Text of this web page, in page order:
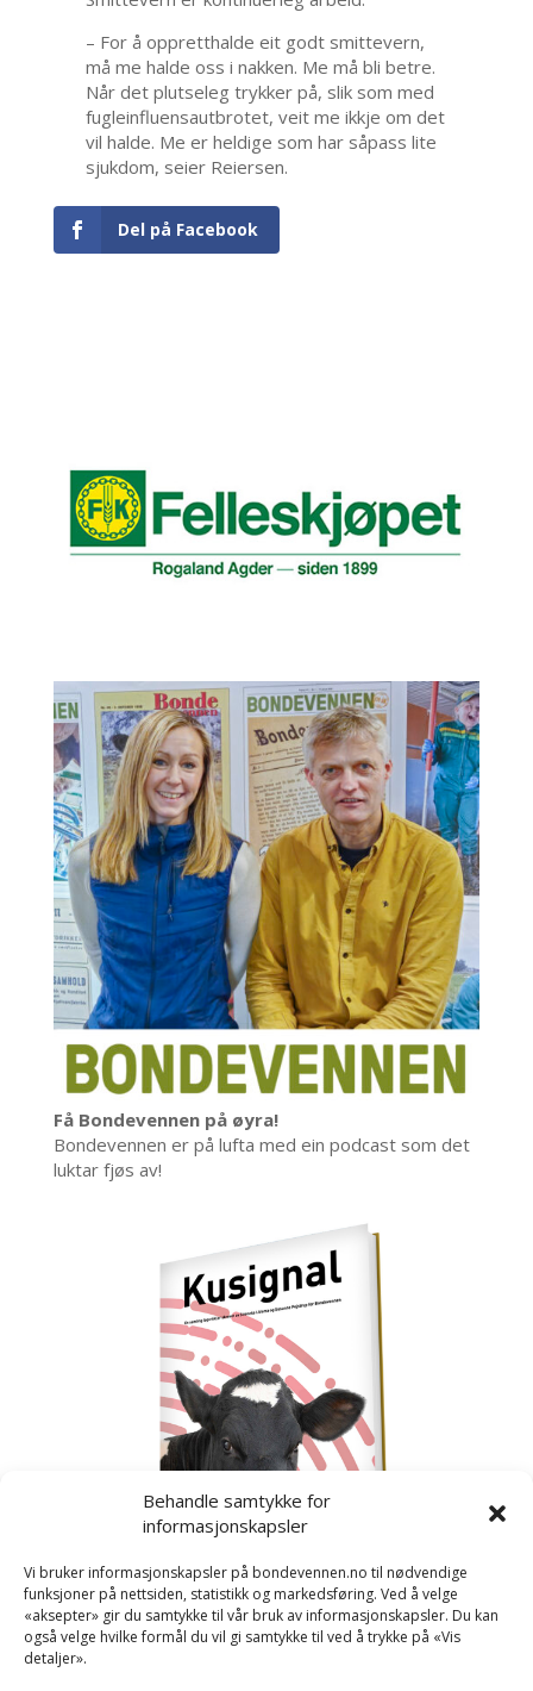
Behandle samtykke for
informasjonskapsler
Vi bruker informasjonskapsler på bondevennen.no til nødvendige
funksjoner på nettsiden, statistikk og markedsføring. Ved å velge
«aksepter» gir du samtykke til vår bruk av informasjonskapsler. Du kan
også velge hvilke formål du vil gi samtykke til ved å trykke på «Vis
detaljer».
– For å oppretthalde eit godt smittevern,
må me halde oss i nakken. Me må bli betre.
Når det plutseleg trykker på, slik som med
fugleinfluensautbrotet, veit me ikkje om det
vil halde. Me er heldige som har såpass lite
sjukdom, seier Reiersen.
Del på Facebook
Få Bondevennen på øyra!
Bondevennen er på lufta med ein podcast som det
luktar fjøs av!
Kusignal